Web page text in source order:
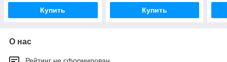
Купить Купить
О нас